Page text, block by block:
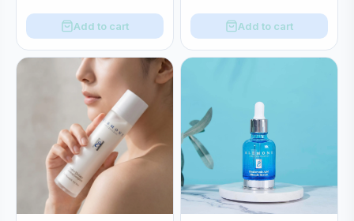
Add to cart Add to cart